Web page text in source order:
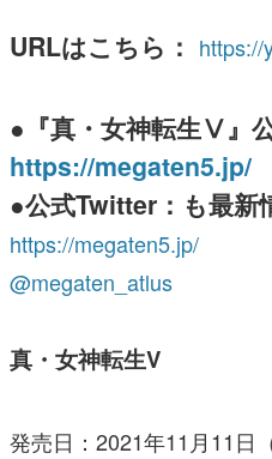
URLはこちら： https://
●『真・女神転生Ⅴ』
https://megaten5.jp/
https://megaten5.jp/
@megaten_atlus
真・女神転生V
発売日：2021年11月11日